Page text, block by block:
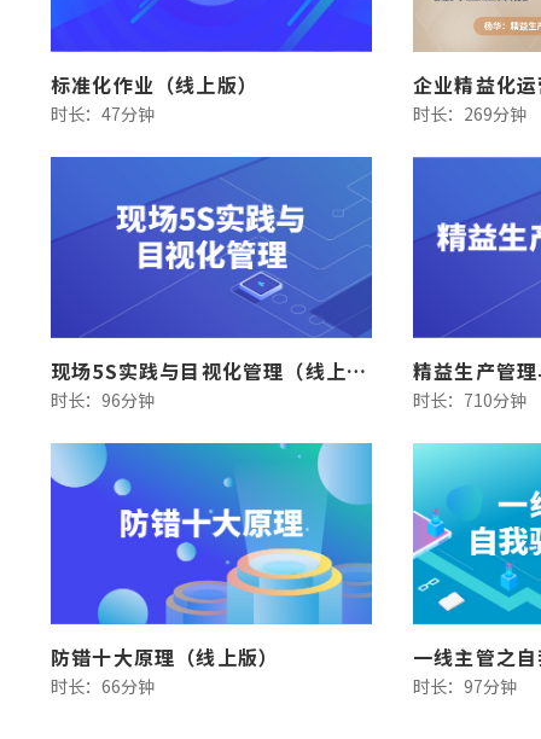
标准化作业（线上版）
时长：47分钟 时长：269分钟
现场5S实践与目视化管理（线上版）
时长：96分钟
精益生产管
时长：710分钟
防错十大原理（线上版）
时长：66分钟 时长：97分钟